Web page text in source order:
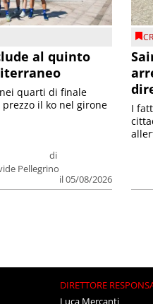
al quinto
di
Pellegrino
il 05/08/2026
quarti di finale
il ko nel girone
I
DIRETTORE
Luca Mercanti